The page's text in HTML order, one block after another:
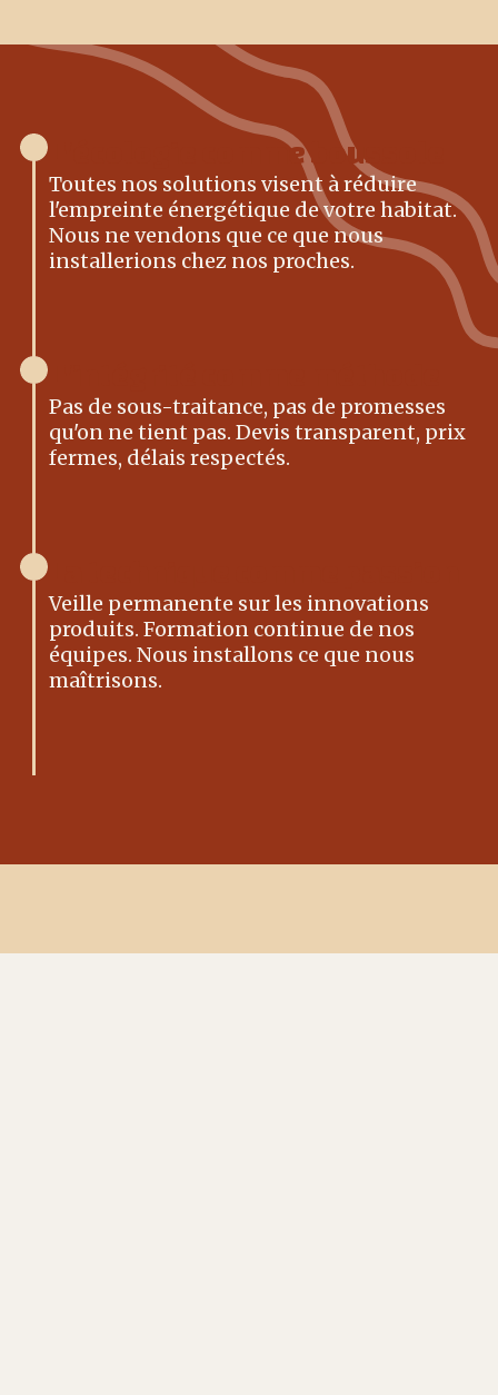
L'écologie comme boussole
Toutes nos solutions visent à réduire
l'empreinte énergétique de votre habitat.
Nous ne vendons que ce que nous
installerions chez nos proches.
Pas de sous-traitance, pas de promesses
qu'on ne tient pas. Devis transparent, prix
fermes, délais respectés.
Veille permanente sur les innovations
produits. Formation continue de nos
équipes. Nous installons ce que nous
maîtrisons.